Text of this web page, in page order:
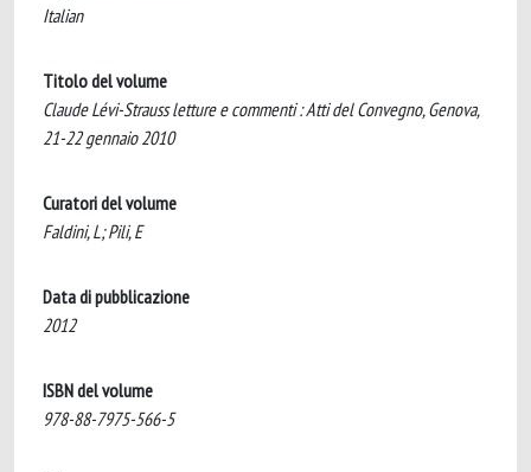
Italian
Titolo del volume
Claude Lévi-Strauss letture e commenti : Atti del Convegno, Genova,
21-22 gennaio 2010
Curatori del volume
Faldini, L; Pili, E
Data di pubblicazione
2012
ISBN del volume
978-88-7975-566-5